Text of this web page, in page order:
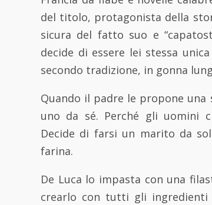
del titolo, protagonista della
sicura del fatto suo e
decide di essere lei stessa
secondo tradizione, in gonna
Quando il padre le propone
uno da sé. Perché gli uomini
Decide di farsi un marito da
farina.
De Luca lo impasta con una
crearlo con tutti gli ingredienti